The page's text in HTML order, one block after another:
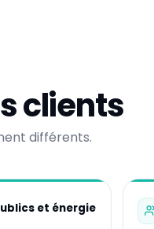
clients
différents.
et énergie